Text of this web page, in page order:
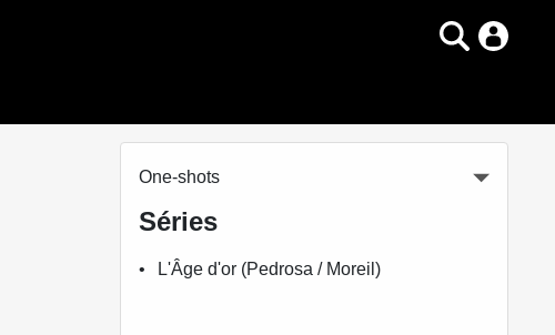
One-shots
Séries
L'Âge d'or (Pedrosa / Moreil)